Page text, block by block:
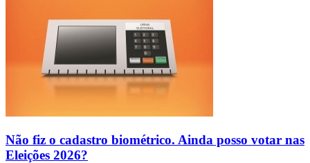
Não fiz o cadastro biométrico. Ainda posso votar nas
Eleições 2026?